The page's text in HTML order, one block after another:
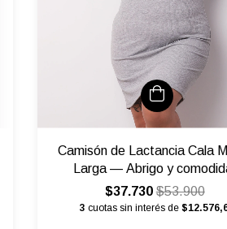
Camisón de Lactancia Cala
Larga — Abrigo y
$37.730$53.900
3 cuotas sin interés de